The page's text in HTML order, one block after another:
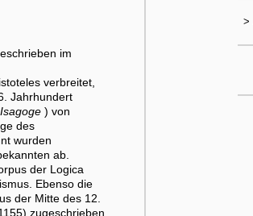
im
verbreitet,
Jahrhundert
Isagoge) von
des
wurden
ab.
der Logica
Ebenso die
der Mitte des 12.
zugeschrieben
>